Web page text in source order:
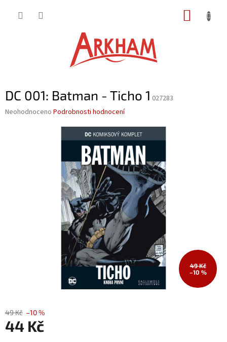
DC 001: Batman - Ticho 1 027283
Průměrné
Neohodnoceno Podrobnosti hodnocení
49 Kč
–10 %
49 Kč –10 %
44 Kč